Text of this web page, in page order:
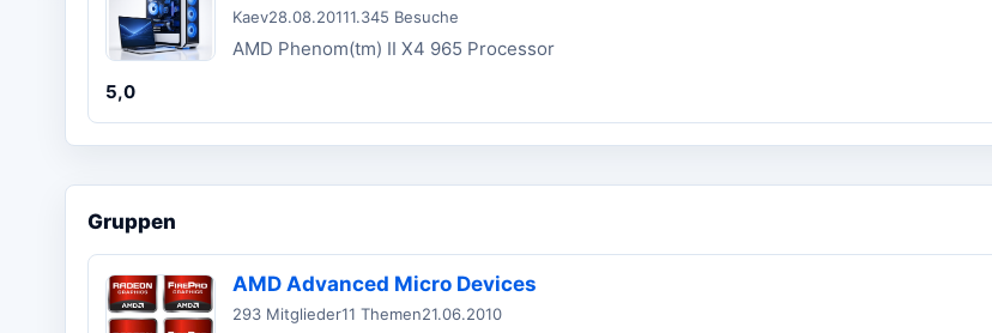
Kaev28.08.20111.345 Besuche
AMD Phenom(tm) II X4 965 Processor
5,0
Gruppen
AMD Advanced Micro Devices
293 Mitglieder11 Themen21.06.2010